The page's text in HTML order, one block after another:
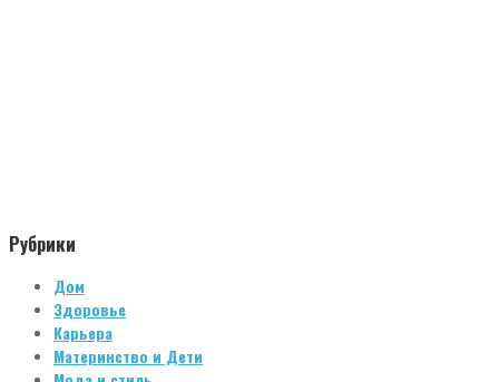
Рубрики
Дом
Здоровье
Карьера
Материнство и Дети